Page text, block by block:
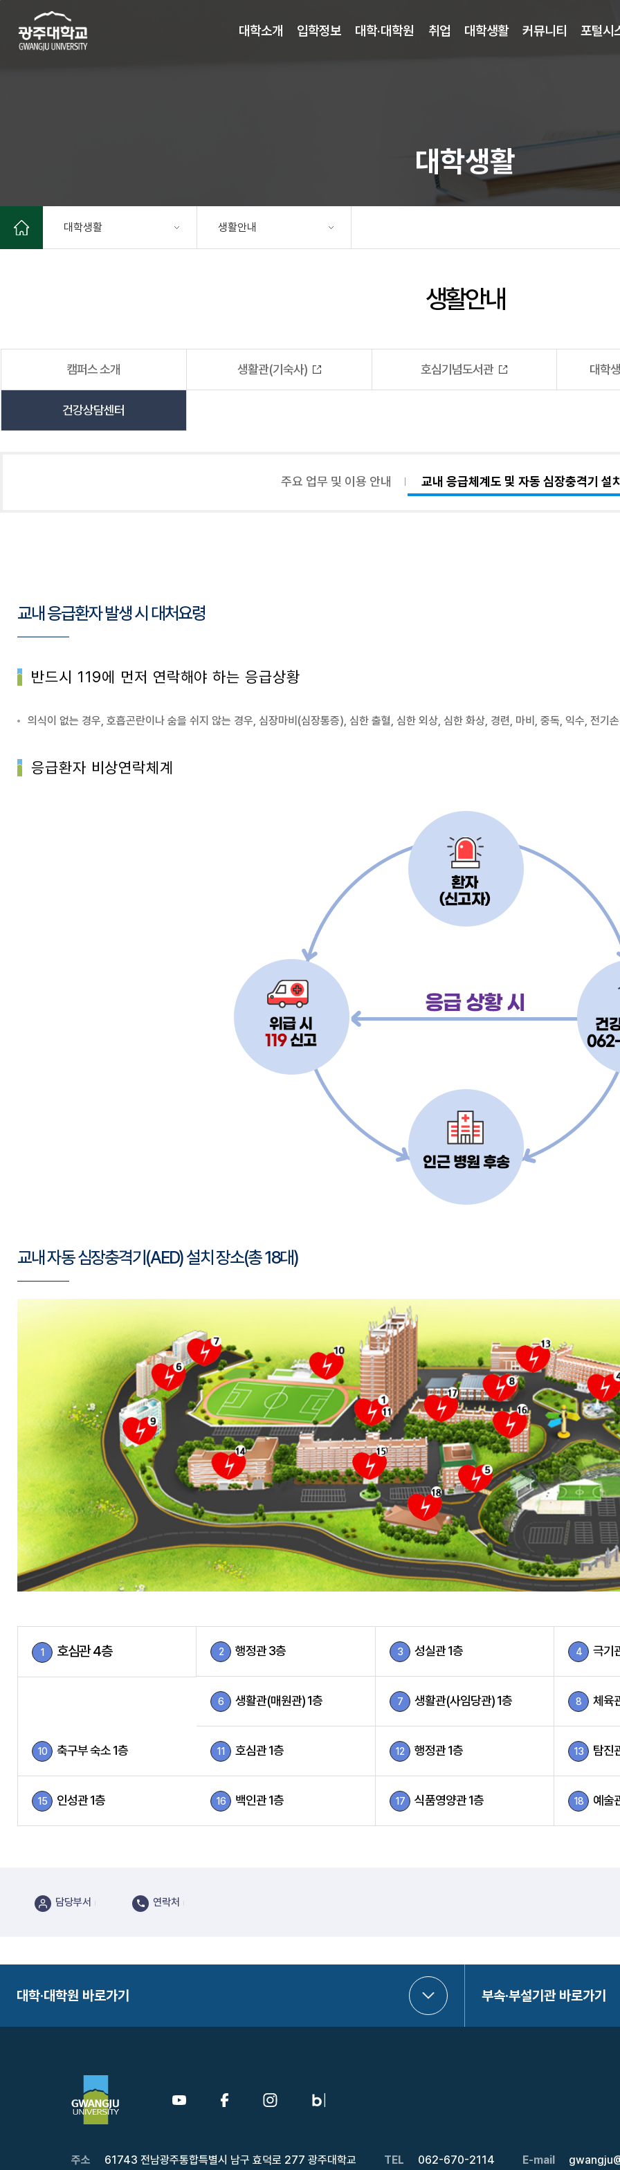
대학소개 입학정보 대학·대학원 취업 대학생활 커뮤니티 포털시
대학생활
대학생활 생활안내
생활안내
캠퍼스 소개 생활관(기숙사) 호심기념도서관 대학
건강상담센터
주요 업무 및 이용 안내 교내 응급체계도 및 자동 심장충격기 설
교내 응급환자 발생 시 대처요령
반드시 119에 먼저 연락해야 하는 응급상황
의식이 없는 경우, 호흡곤란이나 숨을 쉬지 않는 경우, 심장마비(심장통증), 심한 출혈, 심한 외상, 심한 화상, 경련, 마비, 중독, 익수, 전기
응급환자 비상연락체계
교내 자동 심장충격기(AED) 설치 장소(총 18대)
1 호심관 4층 2 행정관 3층 3 성실관 1층 4 극기
6 생활관(매원관) 1층 7 생활관(사임당관) 1층 8 체육
10 축구부 숙소 1층 11 호심관 1층 12 행정관 1층 13 탐진
15 인성관 1층 16 백인관 1층 17 식품영양관 1층 18 예술
담당부서 연락처
대학·대학원 바로가기 부속·부설기관 바로가기
주소 61743 전남광주통합특별시 남구 효덕로 277 광주대학교 TEL 062-670-2114 E-mail